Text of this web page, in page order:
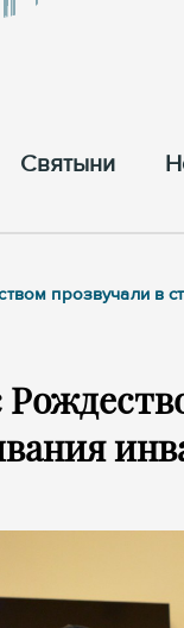
Cвятыни
прозвучали в